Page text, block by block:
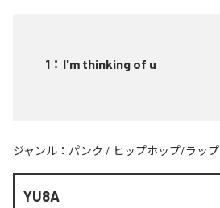
1 ： I'm thinking of u
ジャンル： パンク / ヒップホップ/ラップ
YU8A